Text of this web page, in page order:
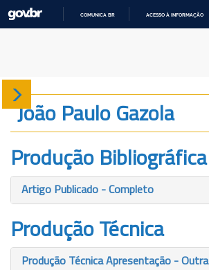
COMUNICA BR ACESSO À INFORMAÇÃO
Sobre
Produção
Projetos
Gráficos
João Paulo Gazola
Produção Bibliográfica
Artigo Publicado - Completo
Produção Técnica
Produção Técnica Apresentação - Outra